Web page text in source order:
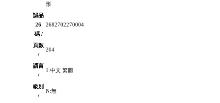
形
誠品
26
碼 /
2682702270004
頁數
/
204
語言
/
1:中文 繁體
級別
/
N:無